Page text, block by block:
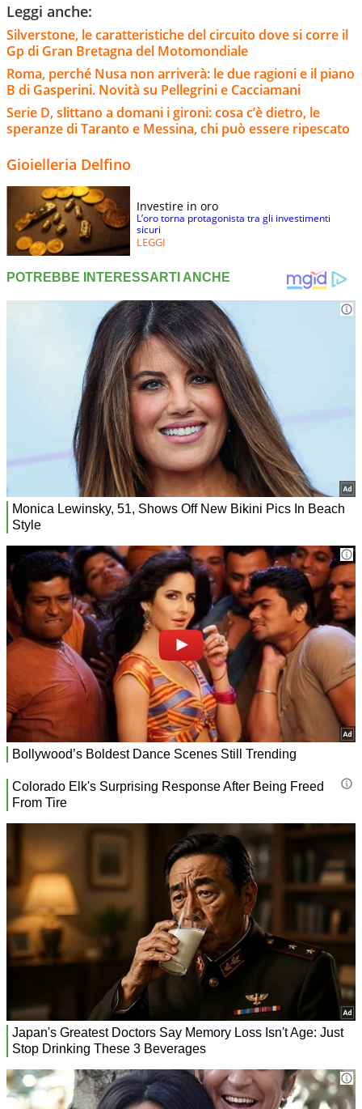
Leggi anche:
Silverstone, le caratteristiche del circuito dove si corre il
Gp di Gran Bretagna del Motomondiale
Roma, perché Nusa non arriverà: le due ragioni e il piano
B di Gasperini. Novità su Pellegrini e Cacciamani
Serie D, slittano a domani i gironi: cosa c’è dietro, le
speranze di Taranto e Messina, chi può essere ripescato
Gioielleria Delfino
Investire in oro
L’oro torna protagonista tra gli investimenti
sicuri
LEGGI